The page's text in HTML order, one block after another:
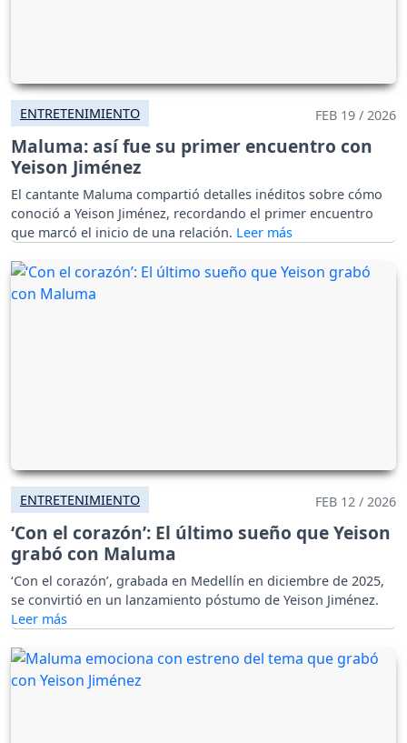
ENTRETENIMIENTO FEB 19 / 2026
Maluma: así fue su primer encuentro con
Yeison Jiménez
El cantante Maluma compartió detalles inéditos sobre cómo
conoció a Yeison Jiménez, recordando el primer encuentro
que marcó el inicio de una relación.
ENTRETENIMIENTO FEB 12 / 2026
‘Con el corazón’: El último sueño que Yeison
grabó con Maluma
‘Con el corazón’, grabada en Medellín en diciembre de 2025,
se convirtió en un lanzamiento póstumo de Yeison Jiménez.